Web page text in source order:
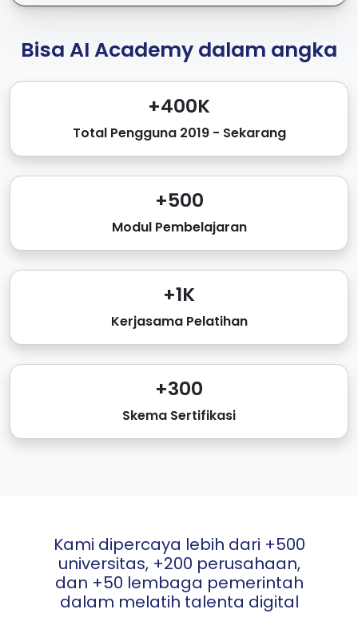
Bisa AI Academy dalam angka
+400K
Total Pengguna 2019 - Sekarang
+500
Modul Pembelajaran
+1K
Kerjasama Pelatihan
+300
Skema Sertifikasi
Kami dipercaya lebih dari +500
universitas, +200 perusahaan,
dan +50 lembaga pemerintah
dalam melatih talenta digital